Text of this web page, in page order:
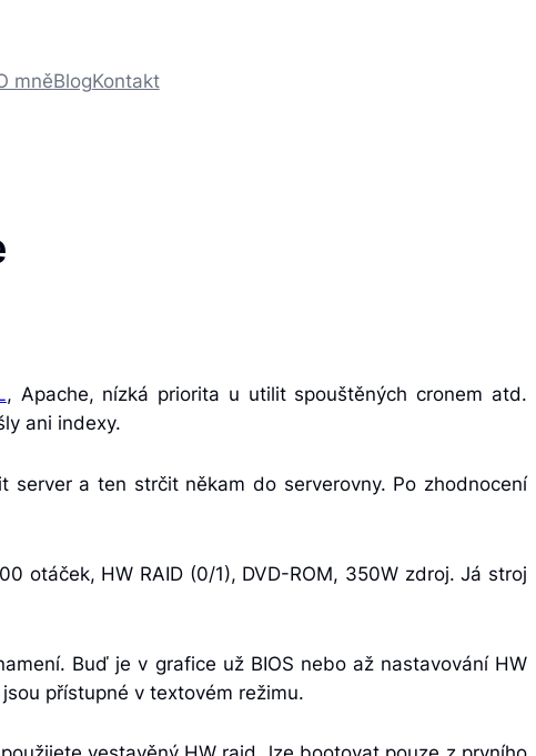
mněBlogKontakt
, Apache, nízká priorita u utilit spouštěných cronem atd.
ani indexy.
a ten strčit někam do serverovny. Po zhodnocení
otáček, HW RAID (0/1), DVD-ROM, 350W zdroj. Já stroj
Buď je v grafice už BIOS nebo až nastavování HW
přístupné v textovém režimu.